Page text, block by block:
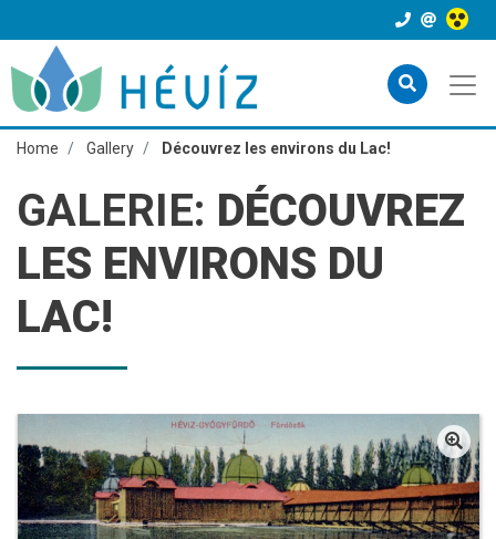
Home Gallery Découvrez les environs du Lac!
GALERIE: DÉCOUVREZ
LES ENVIRONS DU
LAC!